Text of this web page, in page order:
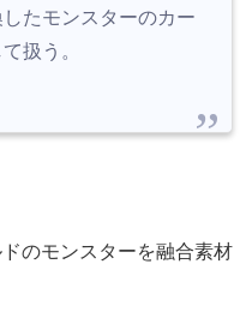
たモンスターのカー
扱う。
のモンスターを融合素材